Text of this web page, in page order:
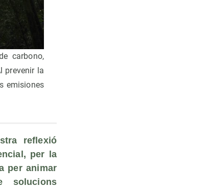
carbono,
prevenir la
emisiones
reflexió
per la
per animar
solucions